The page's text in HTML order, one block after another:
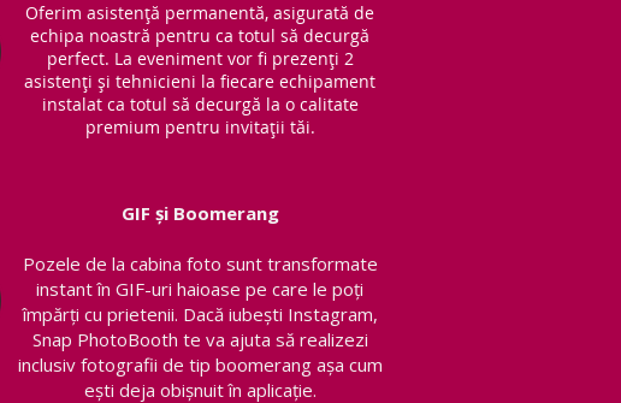
Oferim asistență permanentă, asigurată de
echipa noastră pentru ca totul să decurgă
perfect. La eveniment vor fi prezenți 2
asistenți și tehnicieni la fiecare echipament
instalat ca totul să decurgă la o calitate
premium pentru invitații tăi.
GIF și Boomerang
Pozele de la cabina foto sunt transformate
instant în GIF-uri haioase pe care le poți
împărți cu prietenii. Dacă iubești Instagram,
Snap PhotoBooth te va ajuta să realizezi
inclusiv fotografii de tip boomerang așa cum
ești deja obișnuit în aplicație.